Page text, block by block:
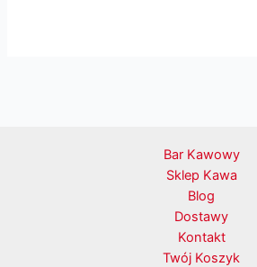
Bar Kawowy
Sklep Kawa
Blog
Dostawy
Kontakt
Twój Koszyk